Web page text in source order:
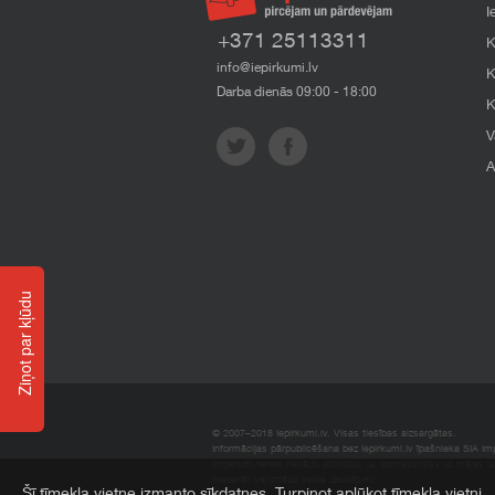
+371 25113311
info@iepirkumi.lv
Darba dienās 09:00 - 18:00
© 2007–2018 Iepirkumi.lv. Visas tiesības aizsargātas.
Informācijas pārpublicēšana bez iepirkumi.lv īpašnieka SIA
Ziņot par kļūdu